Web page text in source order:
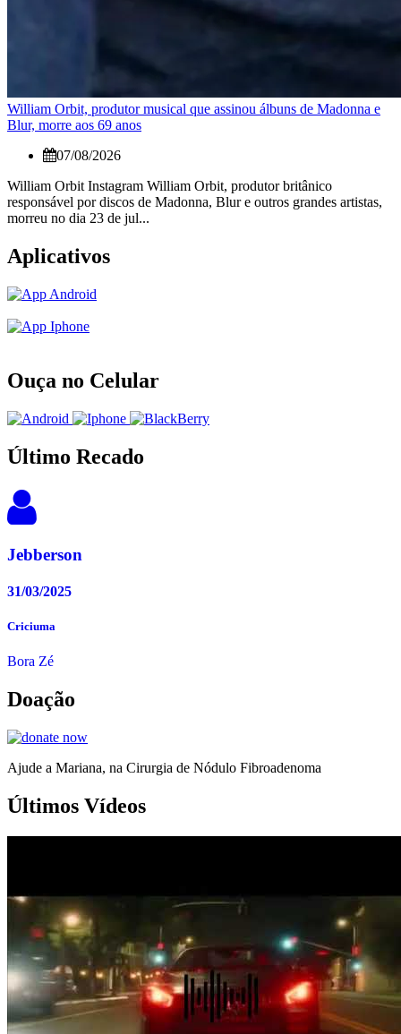
William Orbit, produtor musical que assinou álbuns de Madonna e
Blur, morre aos 69 anos
07/08/2026
William Orbit Instagram William Orbit, produtor britânico
responsável por discos de Madonna, Blur e outros grandes artistas,
morreu no dia 23 de jul...
Aplicativos
Ouça no Celular
Último Recado
Jebberson
31/03/2025
Criciuma
Bora Zé
Doação
Ajude a Mariana, na Cirurgia de Nódulo Fibroadenoma
Últimos Vídeos